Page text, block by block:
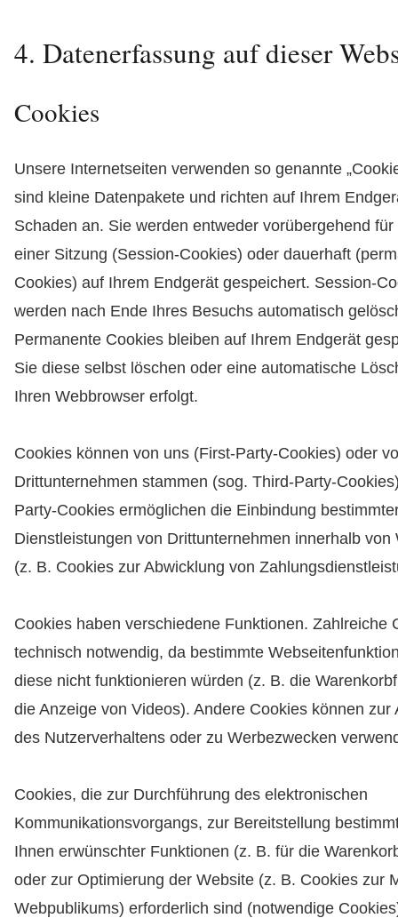
4. Datenerfassung auf dieser
Cookies
Unsere Internetseiten verwenden so genannte
sind kleine Datenpakete und richten auf Ihrem
Schaden an. Sie werden entweder vorübergehend
einer Sitzung (Session-Cookies) oder dauerhaft
Cookies) auf Ihrem Endgerät gespeichert. Session-
werden nach Ende Ihres Besuchs automatisch
Permanente Cookies bleiben auf Ihrem Endgerät
Sie diese selbst löschen oder eine automatische
Ihren Webbrowser erfolgt.
Cookies können von uns (First-Party-Cookies) oder
Drittunternehmen stammen (sog. Third-Party-
Party-Cookies ermöglichen die Einbindung
Dienstleistungen von Drittunternehmen innerhalb von
(z. B. Cookies zur Abwicklung von
Cookies haben verschiedene Funktionen. Zahlreiche
technisch notwendig, da bestimmte
diese nicht funktionieren würden (z. B. die
die Anzeige von Videos). Andere Cookies können zur
des Nutzerverhaltens oder zu Werbezwecken
Cookies, die zur Durchführung des elektronischen
Kommunikationsvorgangs, zur Bereitstellung
Ihnen erwünschter Funktionen (z. B. für die
oder zur Optimierung der Website (z. B. Cookies zur
Webpublikums) erforderlich sind (notwendige